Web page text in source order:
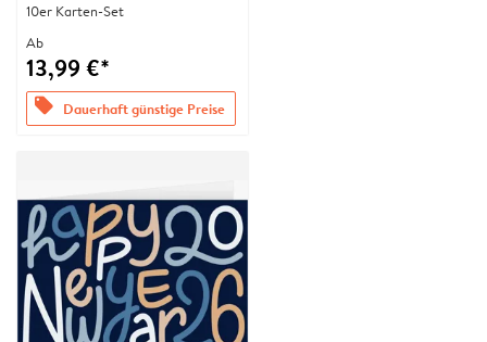
10er Karten-Set
Ab
13,99 €*
offers Dauerhaft günstige Preise